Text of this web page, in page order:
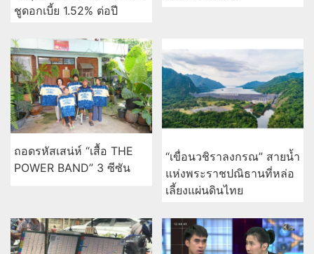
ชูดอกเบี้ย 1.52% ต่อปี
ถอดรหัสเสน่ห์ “เสื้อ THE
POWER BAND” 3 ซีซัน
“เขื่อนวชิราลงกรณ” สายน้ำ
แห่งพระราชปณิธานที่หล่อ
เลี้ยงแผ่นดินไทย